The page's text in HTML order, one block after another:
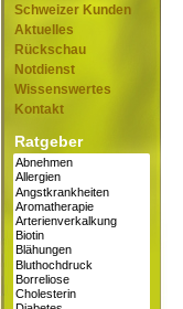
Schweizer Kunden
Aktuelles
Rückschau
Notdienst
Wissenswertes
Kontakt
Ratgeber